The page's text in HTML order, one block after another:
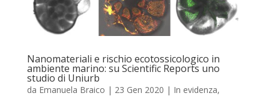
Nanomateriali e rischio ecotossicologico in
ambiente marino: su Scientific Reports uno
studio di Uniurb
da Emanuela Braico | 23 Gen 2020 | In evidenza,